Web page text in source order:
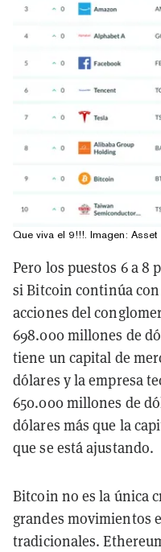
Que viva el 9!!!. Imagen: Asset
Pero los puestos 6 a 8
si Bitcoin continúa
acciones del
698.000 millones de
tiene un capital de
dólares y la empresa
650.000 millones de
dólares más que la
que se está ajustando.
Bitcoin no es la única
grandes movimientos
tradicionales.